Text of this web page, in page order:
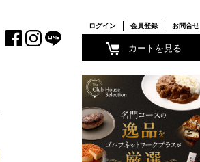
ログイン 会員登録 お問合せ
カートを見る